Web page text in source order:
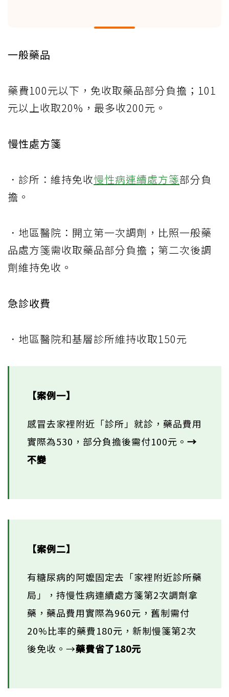
一般藥品
藥費100元以下，免收取藥品部分負擔；101
元以上收取20%，最多收200元。
慢性處方箋
．診所：維持免收慢性病連續處方箋部分負
擔。
．地區醫院：開立第一次調劑，比照一般藥
品處方箋需收取藥品部分負擔；第二次後調
劑維持免收。
急診收費
．地區醫院和基層診所維持收取150元
【案例一】
感冒去家裡附近「診所」就診，藥品費用
實際為530，部分負擔後需付100元。 →
不變
【案例二】
有糖尿病的阿嬤固定去「家裡附近診所藥
局」，持慢性病連續處方箋第2次調劑拿
藥，藥品費用實際為960元，舊制需付
20%比率的藥費180元，新制慢箋第2次
後免收。→藥費省了180元